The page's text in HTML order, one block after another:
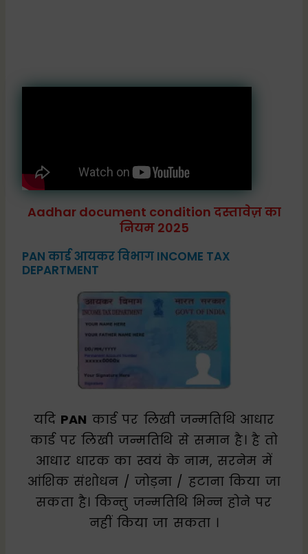
Aadhar document condition दस्तावेज़ का
नियम 2025
PAN कार्ड आयकर विभाग INCOME TAX
DEPARTMENT
यदि PAN कार्ड पर लिखी जन्मतिथि आधार
कार्ड पर लिखी जन्मतिथि से समान है। है तो
आधार धारक का स्वयं के नाम, सरनेम में
आंशिक संशोधन / जोड़ना / हटाना किया जा
सकता है। किन्तु जन्मतिथि भिन्न होने पर
नहीं किया जा सकता ।